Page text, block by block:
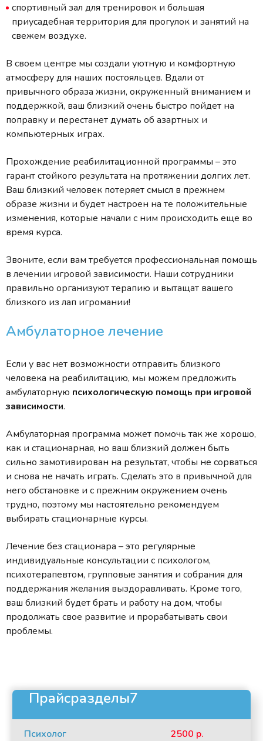
спортивный зал для тренировок и большая
приусадебная территория для прогулок и занятий на
свежем воздухе.
В своем центре мы создали уютную и комфортную
атмосферу для наших постояльцев. Вдали от
привычного образа жизни, окруженный вниманием и
поддержкой, ваш близкий очень быстро пойдет на
поправку и перестанет думать об азартных и
компьютерных играх.
Прохождение реабилитационной программы – это
гарант стойкого результата на протяжении долгих лет.
Ваш близкий человек потеряет смысл в прежнем
образе жизни и будет настроен на те положительные
изменения, которые начали с ним происходить еще во
время курса.
Звоните, если вам требуется профессиональная помощь
в лечении игровой зависимости. Наши сотрудники
правильно организуют терапию и вытащат вашего
близкого из лап игромании!
Амбулаторное лечение
Если у вас нет возможности отправить близкого
человека на реабилитацию, мы можем предложить
амбулаторную психологическую помощь при игровой
зависимости.
Амбулаторная программа может помочь так же хорошо,
как и стационарная, но ваш близкий должен быть
сильно замотивирован на результат, чтобы не сорваться
и снова не начать играть. Сделать это в привычной для
него обстановке и с прежним окружением очень
трудно, поэтому мы настоятельно рекомендуем
выбирать стационарные курсы.
Лечение без стационара – это регулярные
индивидуальные консультации с психологом,
психотерапевтом, групповые занятия и собрания для
поддержания желания выздоравливать. Кроме того,
ваш близкий будет брать и работу на дом, чтобы
продолжать свое развитие и прорабатывать свои
проблемы.
Прайсразделы7
Психолог
2500 р.